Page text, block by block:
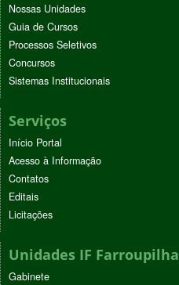
Nossas Unidades
Guia de Cursos
Processos Seletivos
Concursos
Sistemas Institucionais
Serviços
Início Portal
Acesso à Informação
Contatos
Editais
Licitações
Unidades IF Farroupilha
Gabinete